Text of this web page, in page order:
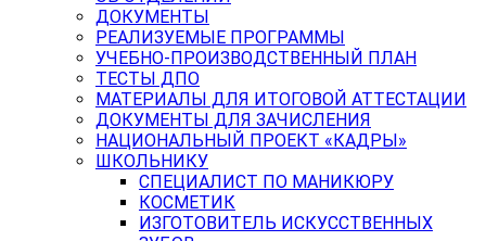
ДОКУМЕНТЫ
РЕАЛИЗУЕМЫЕ ПРОГРАММЫ
УЧЕБНО-ПРОИЗВОДСТВЕННЫЙ ПЛАН
ТЕСТЫ ДПО
МАТЕРИАЛЫ ДЛЯ ИТОГОВОЙ АТТЕСТАЦИИ
ДОКУМЕНТЫ ДЛЯ ЗАЧИСЛЕНИЯ
НАЦИОНАЛЬНЫЙ ПРОЕКТ «КАДРЫ»
ШКОЛЬНИКУ
СПЕЦИАЛИСТ ПО МАНИКЮРУ
КОСМЕТИК
ИЗГОТОВИТЕЛЬ ИСКУССТВЕННЫХ